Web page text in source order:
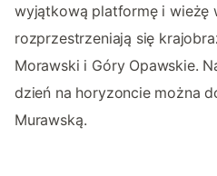
wyjątkową platformę i wieżę
rozprzestrzeniają się
Morawski i Góry Opawskie.
dzień na horyzoncie można
Murawską.